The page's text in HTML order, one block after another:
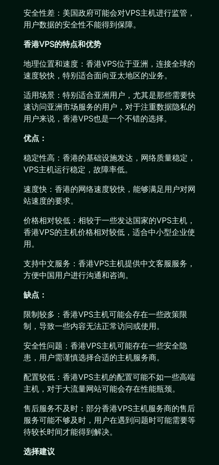
安全性差：美国政府可能会对VPS主机进行监管，
用户数据的安全性不能得到保障。
香港VPS的特点和优势
地理位置和速度：香港VPS位于亚洲，连接全球的
速度较快，特别适合面向亚太地区的业务。
适用场景：特别适合亚洲用户，尤其是那些需要快
速访问亚洲市场服务的用户，对于注重数据隐私的
用户来说，香港VPS也是一个不错的选择。
优点：
稳定性高：香港的基础设施发达，网络质量稳定，
VPS主机运行稳定，故障率低。
速度快：香港的网络速度较快，能够满足用户对网
站速度的要求。
价格相对较低：相较于一些发达国家的VPS主机，
香港VPS的主机价格相对较低，适合中小型企业使
用。
支持中文服务：香港VPS主机提供中文客服服务，
方便中国用户进行沟通和咨询。
缺点：
限制较多：香港VPS主机可能会存在一些政策限
制，导致一些内容无法正常访问或使用。
安全性问题：香港VPS主机可能存在一些安全隐
患，用户需谨慎选择合适的主机服务商。
配置较低：香港VPS主机的配置可能不如一些高端
主机，对于大流量网站可能会存在性能瓶颈。
售后服务不及时：部分香港VPS主机服务商的售后
服务可能不够及时，用户在遇到问题时可能需要等
待较长时间才能得到解决。
选择建议